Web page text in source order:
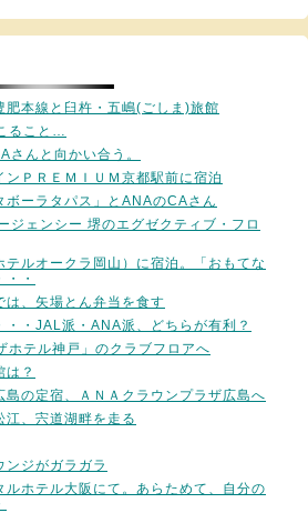
本線と臼杵・五嶋(ごしま)旅館
ること…
さんと向かい合う。
ンＰＲＥＭＩＵＭ京都駅前に宿泊
ボーラタパス」とANAのCAさん
ジェンシー 堺のエグゼクティブ・フロ
テルオークラ岡山）に宿泊。「おもてな
・
は、矢場とん弁当を食す
・・JAL派・ANA派、どちらが有利？
ホテル神戸」のクラブフロアへ
は？
の定宿、ＡＮＡクラウンプラザ広島へ
、宍道湖畔を走る
ンジがガラガラ
ルホテル大阪にて。あらためて、自分の